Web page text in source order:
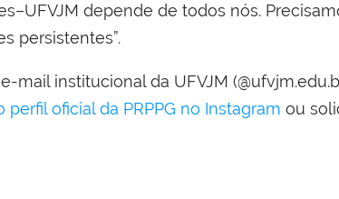
depende de todos nós.
persistentes”.
mail institucional da UFVJM
oficial da PRPPG no Instagram ou